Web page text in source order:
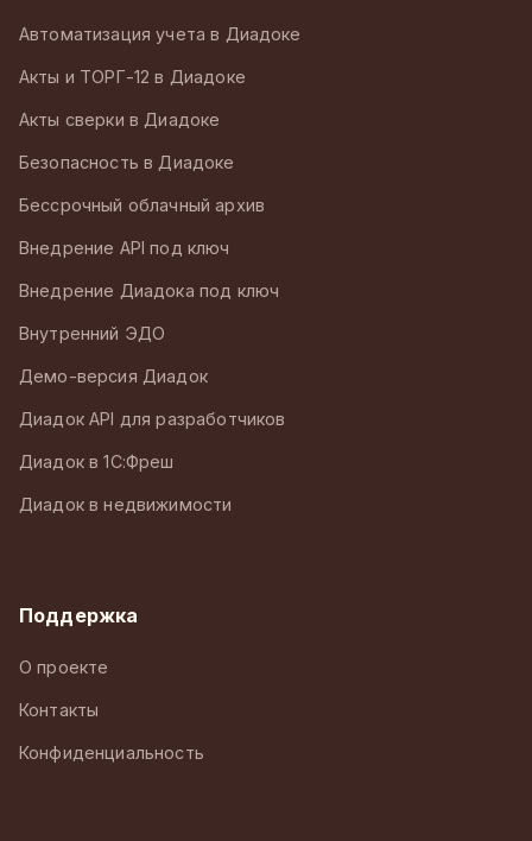
Автоматизация учета в Диадоке
Акты и ТОРГ-12 в Диадоке
Акты сверки в Диадоке
Безопасность в Диадоке
Бессрочный облачный архив
Внедрение API под ключ
Внедрение Диадока под ключ
Внутренний ЭДО
Демо-версия Диадок
Диадок API для разработчиков
Диадок в 1С:Фреш
Диадок в недвижимости
Поддержка
О проекте
Контакты
Конфиденциальность